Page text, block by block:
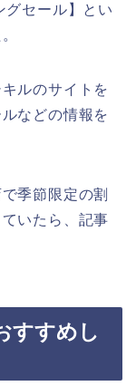
グセール】とい
ルのサイトを
などの情報を
季節限定の割
いたら、記事
すすめし